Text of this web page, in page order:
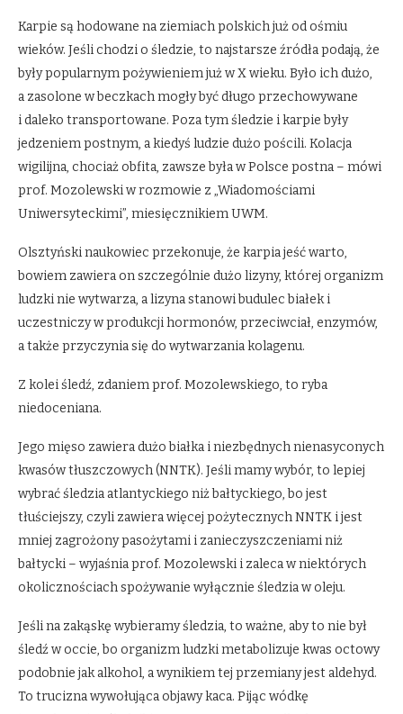
Karpie są hodowane na ziemiach polskich już od ośmiu
wieków. Jeśli chodzi o śledzie, to najstarsze źródła podają, że
były popularnym pożywieniem już w X wieku. Było ich dużo,
a zasolone w beczkach mogły być długo przechowywane
i daleko transportowane. Poza tym śledzie i karpie były
jedzeniem postnym, a kiedyś ludzie dużo pościli. Kolacja
wigilijna, chociaż obfita, zawsze była w Polsce postna – mówi
prof. Mozolewski w rozmowie z „Wiadomościami
Uniwersyteckimi”, miesięcznikiem UWM.
Olsztyński naukowiec przekonuje, że karpia jeść warto,
bowiem zawiera on szczególnie dużo lizyny, której organizm
ludzki nie wytwarza, a lizyna stanowi budulec białek i
uczestniczy w produkcji hormonów, przeciwciał, enzymów,
a także przyczynia się do wytwarzania kolagenu.
Z kolei śledź, zdaniem prof. Mozolewskiego, to ryba
niedoceniana.
Jego mięso zawiera dużo białka i niezbędnych nienasyconych
kwasów tłuszczowych (NNTK). Jeśli mamy wybór, to lepiej
wybrać śledzia atlantyckiego niż bałtyckiego, bo jest
tłuściejszy, czyli zawiera więcej pożytecznych NNTK i jest
mniej zagrożony pasożytami i zanieczyszczeniami niż
bałtycki – wyjaśnia prof. Mozolewski i zaleca w niektórych
okolicznościach spożywanie wyłącznie śledzia w oleju.
Jeśli na zakąskę wybieramy śledzia, to ważne, aby to nie był
śledź w occie, bo organizm ludzki metabolizuje kwas octowy
podobnie jak alkohol, a wynikiem tej przemiany jest aldehyd.
To trucizna wywołująca objawy kaca. Pijąc wódkę